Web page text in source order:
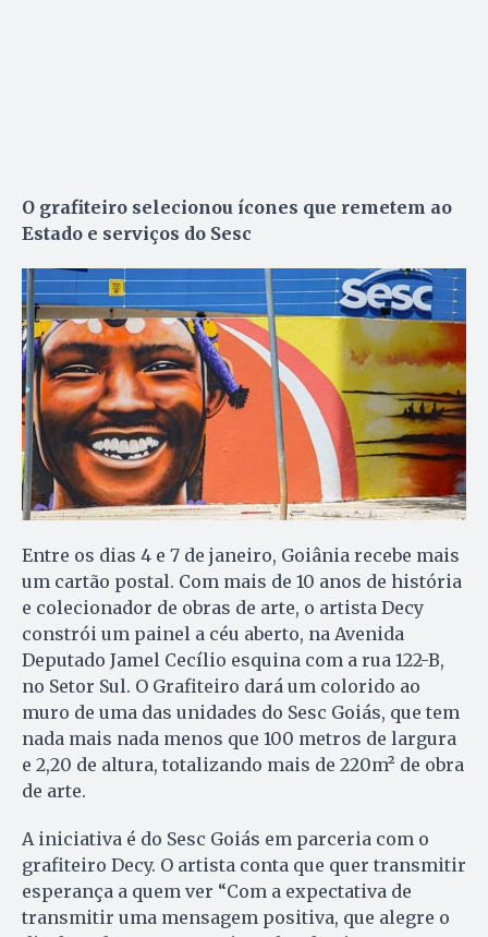
O grafiteiro selecionou ícones que remetem ao
Estado e serviços do Sesc
Entre os dias 4 e 7 de janeiro, Goiânia recebe mais
um cartão postal. Com mais de 10 anos de história
e colecionador de obras de arte, o artista Decy
constrói um painel a céu aberto, na Avenida
Deputado Jamel Cecílio esquina com a rua 122-B,
no Setor Sul. O Grafiteiro dará um colorido ao
muro de uma das unidades do Sesc Goiás, que tem
nada mais nada menos que 100 metros de largura
e 2,20 de altura, totalizando mais de 220m² de obra
de arte.
A iniciativa é do Sesc Goiás em parceria com o
grafiteiro Decy. O artista conta que quer transmitir
esperança a quem ver “Com a expectativa de
transmitir uma mensagem positiva, que alegre o